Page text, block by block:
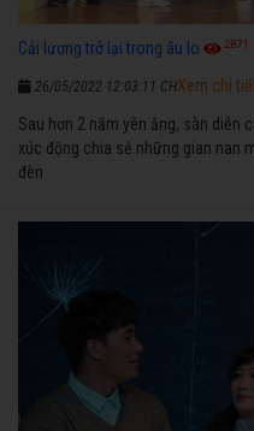
Cải lương trở lại trong âu lo 2871
26/05/2022 12:03:11 CH
Sau hơn 2 năm yên ắng, sàn diễn
xúc động chia sẻ những gian nan
đèn
Xem chi